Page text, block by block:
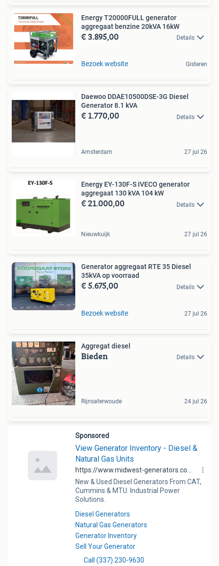
Energy T20000FULL generator
aggregaat benzine 20kVA 16kW
€ 3.895,00 Details
Bezoek website Gisteren
Daewoo DDAE10500DSE-3G Diesel
Generator 8.1 kVA
€ 1.770,00 Details
Amsterdam 27 jul 26
Energy EY-130F-S IVECO generator
aggregaat 130 kVA 104 kW
€ 21.000,00 Details
Nieuwkuijk 27 jul 26
Generator aggregaat RTE 35 Diesel
35kVA op voorraad
€ 5.675,00 Details
Bezoek website 27 jul 26
Aggregat diesel
Bieden Details
Rijnsaterwoude 24 jul 26